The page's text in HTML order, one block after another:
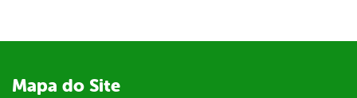
Mapa do Site